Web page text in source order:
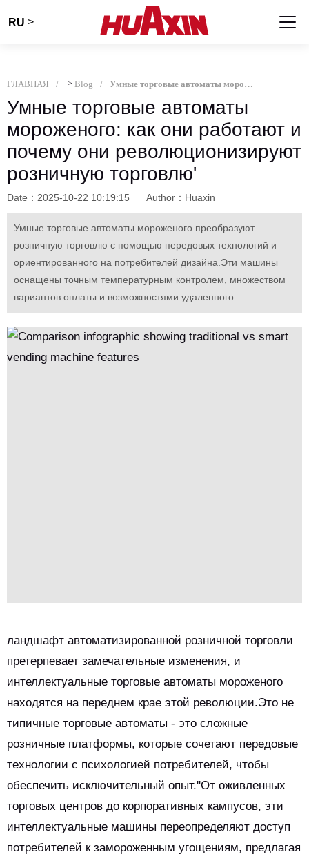
RU >
ГЛАВНАЯ > Blog Умные торговые автоматы мороженого: как они работают и почему они революционизируют розничную торговлю'
Умные торговые автоматы
мороженого: как они работают и
почему они революционизируют
розничную торговлю'
Date：2025-10-22 10:19:15 Author：Huaxin
Умные торговые автоматы мороженого преобразуют
розничную торговлю с помощью передовых технологий и
ориентированного на потребителей дизайна.Эти машины
оснащены точным температурным контролем, множеством
вариантов оплаты и возможностями удаленного
управления.Они улучшают опыт клиентов с помощью
интерактивных интерфейсов и опций настройки,
более низкие эксплуатационные расходы и гибкое
ландшафт автоматизированной розничной торговли
претерпевает замечательные изменения, и
интеллектуальные торговые автоматы мороженого
находятся на переднем крае этой революции.Это не
типичные торговые автоматы - это сложные
розничные платформы, которые сочетают передовые
технологии с психологией потребителей, чтобы
обеспечить исключительный опыт.''От оживленных
торговых центров до корпоративных кампусов, эти
интеллектуальные машины переопределяют доступ
потребителей к замороженным угощениям, предлагая